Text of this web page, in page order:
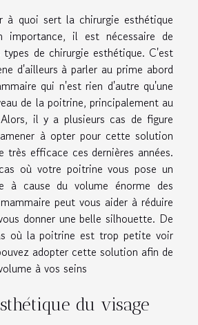
à quoi sert la chirurgie esthétique
il est nécessaire de
types de chirurgie esthétique. C'est
d'ailleurs à parler au prime abord
qui n'est rien d'autre qu'une
de la poitrine, principalement au
il y a plusieurs cas de figure
à opter pour cette solution
très efficace ces dernières années.
où votre poitrine vous pose un
à cause du volume énorme des
peut vous aider à réduire
donner une belle silhouette. De
où la poitrine est trop petite voir
adopter cette solution afin de
à vos seins
du visage